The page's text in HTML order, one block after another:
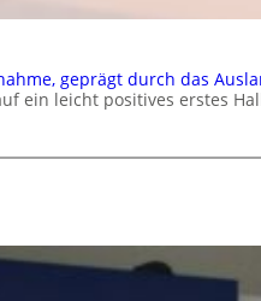
geprägt durch das
ein leicht positives erstes